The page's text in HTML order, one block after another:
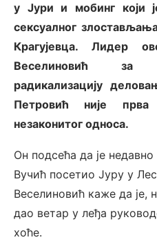
у Јури и мобинг који
сексуалног
Крагујевца. Лидер
Веселиновић за
радикализацију
Петровић није
незаконитог односа.
Он подсећа да је
Вучић посетио Јуру у
Веселиновић каже да је,
дао ветар у леђа
хоће.